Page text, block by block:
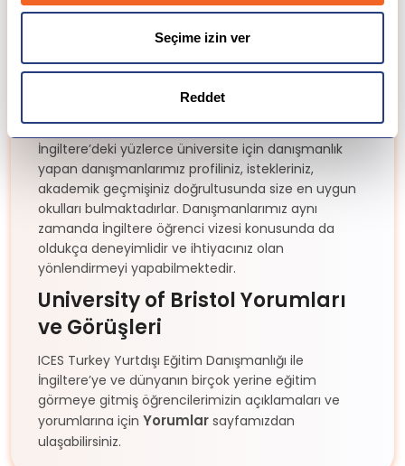
Seçime izin ver
Reddet
Vize
Neden ICES Turkey Yurtdışı
Eğitim Danışmanlığı?
İngiltere’deki yüzlerce üniversite için danışmanlık
yapan danışmanlarımız profiliniz, istekleriniz,
akademik geçmişiniz doğrultusunda size en uygun
okulları bulmaktadırlar. Danışmanlarımız aynı
zamanda İngiltere öğrenci vizesi konusunda da
oldukça deneyimlidir ve ihtiyacınız olan
yönlendirmeyi yapabilmektedir.
University of BristolYorumları
ve Görüşleri
ICES Turkey Yurtdışı Eğitim Danışmanlığı ile
İngiltere’ye ve dünyanın birçok yerine eğitim
görmeye gitmiş öğrencilerimizin açıklamaları ve
yorumlarına için Yorumlar sayfamızdan
ulaşabilirsiniz.